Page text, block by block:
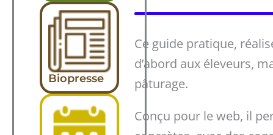
Biopresse
Ce guide pratique,
d’abord aux éleveurs,
pâturage.
Conçu pour le web, il